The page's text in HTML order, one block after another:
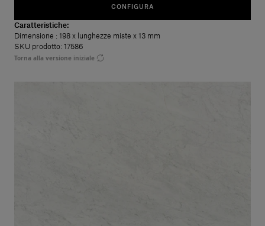
CONFIGURA
Caratteristiche:
Dimensione : 198 x lunghezze miste x 13 mm
SKU prodotto: 17586
Torna alla versione iniziale